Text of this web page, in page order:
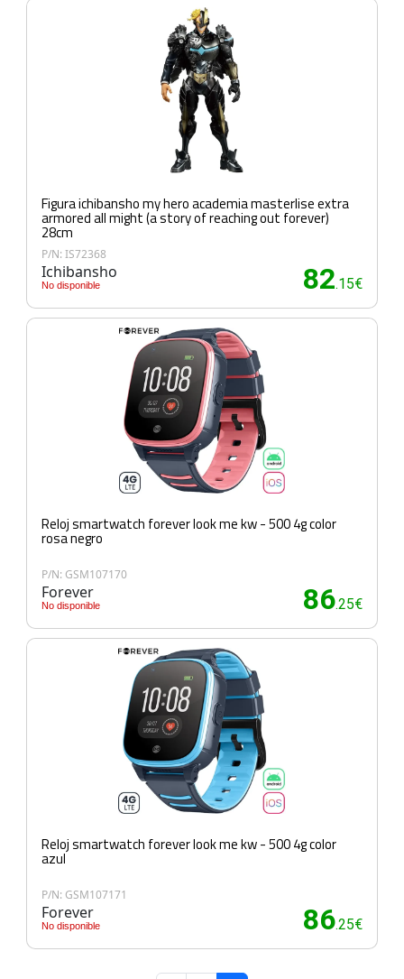
Figura ichibansho my hero academia masterlise extra
armored all might (a story of reaching out forever)
28cm
P/N: IS72368
Ichibansho
No disponible 82.15€
Reloj smartwatch forever look me kw - 500 4g color
rosa negro
P/N: GSM107170
Forever
No disponible 86.25€
Reloj smartwatch forever look me kw - 500 4g color
azul
P/N: GSM107171
Forever
No disponible 86.25€